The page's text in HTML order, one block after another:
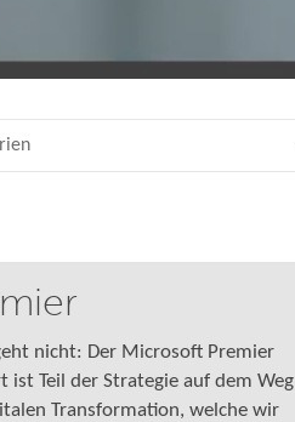
nicht: Der Microsoft Premier
ist Teil der Strategie auf dem Weg
Transformation, welche wir